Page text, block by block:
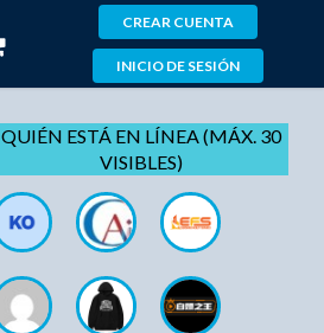
CREAR CUENTA
INICIO DE SESIÓN
QUIÉN ESTÁ EN LÍNEA (MÁX. 30
VISIBLES)